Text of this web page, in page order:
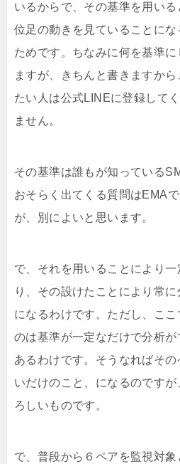
いるからで、その基準を用い
位足の動きを見ていることに
ためです。ちなみに何を基準に
ますが、きちんと書きますか
たい人は公式LINEに登録して
ません。
その基準は誰もが知っている
おそらく出てくる質問はEMA
が、別によいと思います。
で、それを用いることにより
り、その設けたことにより常
になるわけです。ただし、こ
のは基準が一定なだけで分析
あるわけです。そうなればそ
いだけのこと、になるのです
ろしいものです。
で、普段から６ペアを監視対